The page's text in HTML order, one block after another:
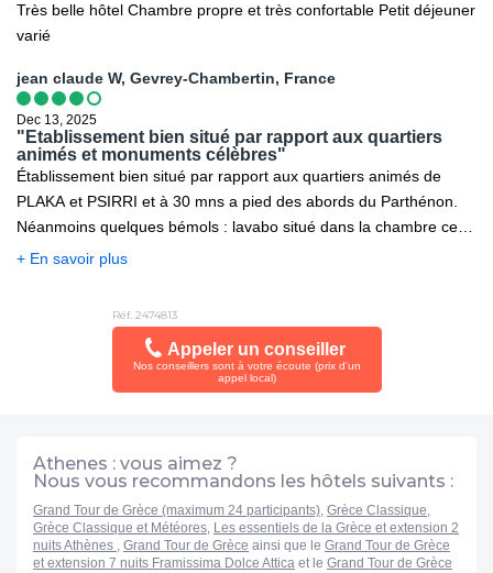
Très belle hôtel Chambre propre et très confortable Petit déjeuner
varié
jean claude W, Gevrey-Chambertin, France
Dec 13, 2025
"Etablissement bien situé par rapport aux quartiers
animés et monuments célèbres"
Établissement bien situé par rapport aux quartiers animés de
PLAKA et PSIRRI et à 30 mns a pied des abords du Parthénon.
Néanmoins quelques bémols : lavabo situé dans la chambre ce
qui gène quelque peu l'intimité, personnel à l'accueil pas très
+ En savoir plus
Réf. 2474813
Appeler un conseiller
Nos conseillers sont à votre écoute (prix d'un
appel local)
Athenes : vous aimez ?
Nous vous recommandons les hôtels suivants :
Grand Tour de Grèce (maximum 24 participants), Grèce Classique,
Grèce Classique et Météores, Les essentiels de la Grèce et extension 2
nuits Athènes , Grand Tour de Grèce ainsi que le Grand Tour de Grèce
et extension 7 nuits Framissima Dolce Attica et le Grand Tour de Grèce